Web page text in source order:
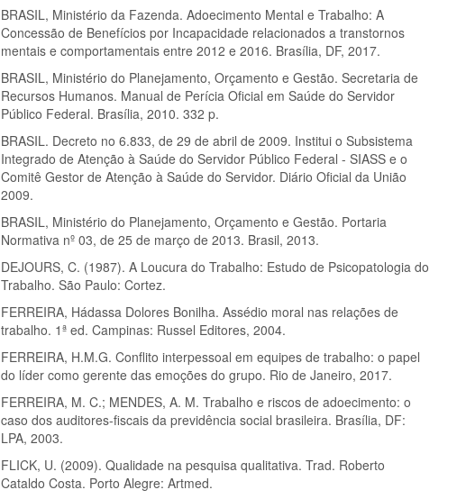
BRASIL, Ministério da Fazenda. Adoecimento Mental e Trabalho: A
Concessão de Benefícios por Incapacidade relacionados a transtornos
mentais e comportamentais entre 2012 e 2016. Brasília, DF, 2017.
BRASIL, Ministério do Planejamento, Orçamento e Gestão. Secretaria de
Recursos Humanos. Manual de Perícia Oficial em Saúde do Servidor
Público Federal. Brasília, 2010. 332 p.
BRASIL. Decreto no 6.833, de 29 de abril de 2009. Institui o Subsistema
Integrado de Atenção à Saúde do Servidor Público Federal - SIASS e o
Comitê Gestor de Atenção à Saúde do Servidor. Diário Oficial da União
2009.
BRASIL, Ministério do Planejamento, Orçamento e Gestão. Portaria
Normativa nº 03, de 25 de março de 2013. Brasil, 2013.
DEJOURS, C. (1987). A Loucura do Trabalho: Estudo de Psicopatologia do
Trabalho. São Paulo: Cortez.
FERREIRA, Hádassa Dolores Bonilha. Assédio moral nas relações de
trabalho. 1ª ed. Campinas: Russel Editores, 2004.
FERREIRA, H.M.G. Conflito interpessoal em equipes de trabalho: o papel
do líder como gerente das emoções do grupo. Rio de Janeiro, 2017.
FERREIRA, M. C.; MENDES, A. M. Trabalho e riscos de adoecimento: o
caso dos auditores-fiscais da previdência social brasileira. Brasília, DF:
LPA, 2003.
FLICK, U. (2009). Qualidade na pesquisa qualitativa. Trad. Roberto
Cataldo Costa. Porto Alegre: Artmed.